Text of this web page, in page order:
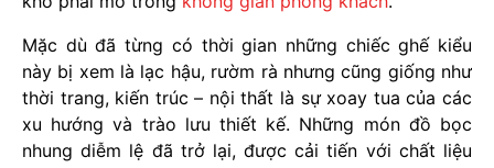
Mặc dù đã từng có thời gian những chiếc ghế kiểu
này bị xem là lạc hậu, rườm rà nhưng cũng giống như
thời trang, kiến trúc – nội thất là sự xoay tua của các
xu hướng và trào lưu thiết kế. Những món đồ bọc
nhung diễm lệ đã trở lại, được cải tiến với chất liệu